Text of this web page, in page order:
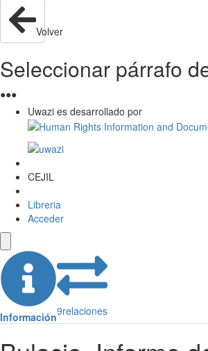
Volver
Seleccionar párrafo
●●●
Uwazi es desarrollado por
CEJIL
Libreria
Acceder
Información9relaciones